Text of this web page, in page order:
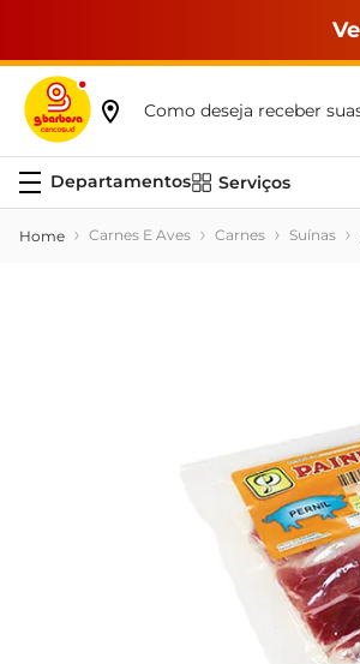
Como deseja receber
Serviços
Carnes E Aves Carnes Suínas